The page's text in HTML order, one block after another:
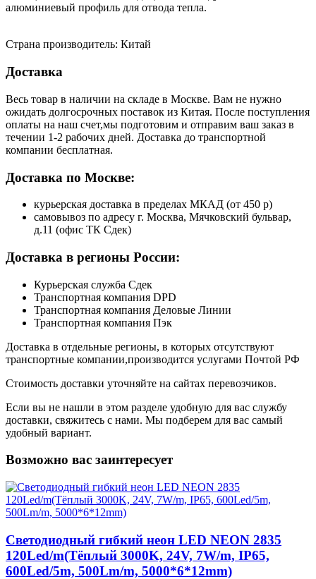
алюминиевый профиль для отвода тепла.
Страна производитель: Китай
Доставка
Весь товар в наличии на складе в Москве. Вам не нужно
ожидать долгосрочных поставок из Китая. После поступления
оплаты на наш счет,мы подготовим и отправим ваш заказ в
течении 1-2 рабочих дней. Доставка до транспортной
компании бесплатная.
Доставка по Москве:
курьерская доставка в пределах МКАД (от 450 р)
самовывоз по адресу г. Москва, Мячковский бульвар,
д.11 (офис ТК Сдек)
Доставка в регионы России:
Курьерская служба Сдек
Транспортная компания DPD
Транспортная компания Деловые Линии
Транспортная компания Пэк
Доставка в отдельные регионы, в которых отсутствуют
транспортные компании,производится услугами Почтой РФ
Стоимость доставки уточняйте на сайтах перевозчиков.
Если вы не нашли в этом разделе удобную для вас службу
доставки, свяжитесь с нами. Мы подберем для вас самый
удобный вариант.
Возможно вас заинтересует
Светодиодный гибкий неон LED NEON 2835
120Led/m(Тёплый 3000K, 24V, 7W/m, IP65,
600Led/5m, 500Lm/m, 5000*6*12mm)